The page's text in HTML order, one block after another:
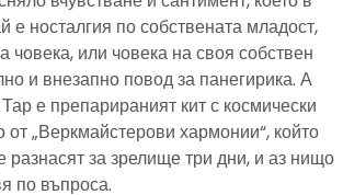
е носталгия по собствената младост,
човека, или човека на своя собствен
и внезапно повод за панегирика. А
е препарираният кит с космически
„Веркмайстерови хармонии“, който
разнасят за зрелище три дни, и аз нищо
по въпроса.